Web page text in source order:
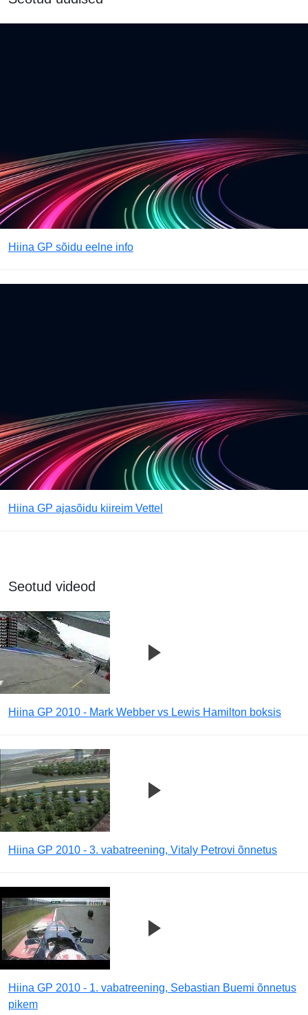
Hiina GP sõidu eelne info
Hiina GP ajasõidu kiireim Vettel
Seotud videod
Hiina GP 2010 - Mark Webber vs Lewis Hamilton boksis
Hiina GP 2010 - 3. vabatreening, Vitaly Petrovi õnnetus
Hiina GP 2010 - 1. vabatreening, Sebastian Buemi õnnetus
pikem